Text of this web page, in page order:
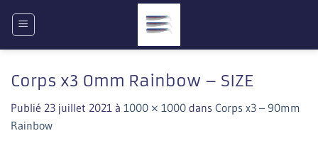
Corps x3 0mm Rainbow – SIZE
Publié 23 juillet 2021 à 1000 × 1000 dans Corps x3 – 90mm
Rainbow